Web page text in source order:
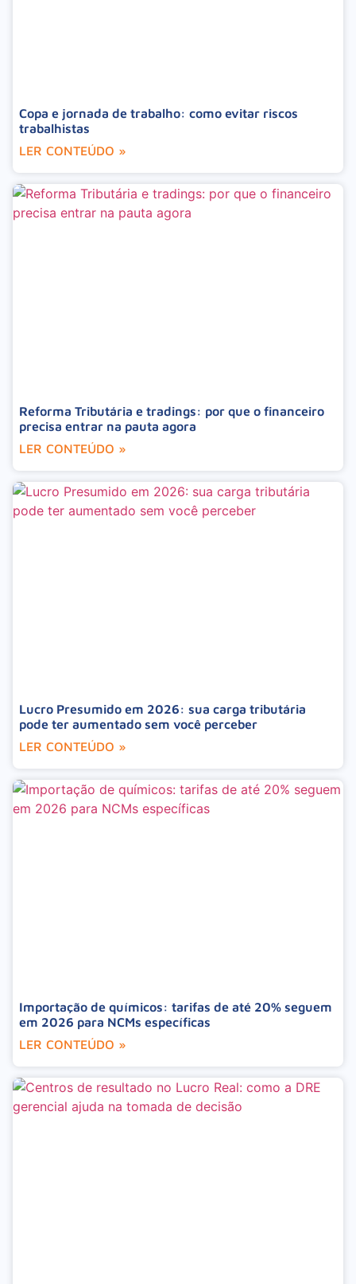
Copa e jornada de trabalho: como evitar riscos
trabalhistas
LER CONTEÚDO »
Reforma Tributária e tradings: por que o financeiro
precisa entrar na pauta agora
LER CONTEÚDO »
Lucro Presumido em 2026: sua carga tributária
pode ter aumentado sem você perceber
LER CONTEÚDO »
Importação de químicos: tarifas de até 20% seguem
em 2026 para NCMs específicas
LER CONTEÚDO »